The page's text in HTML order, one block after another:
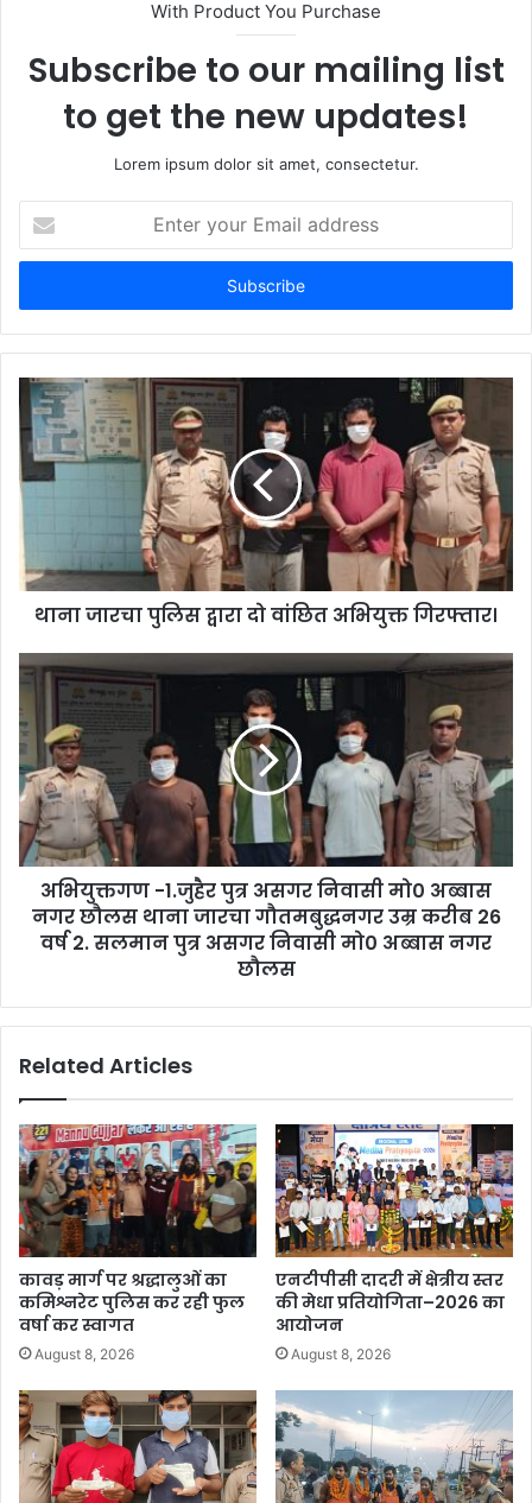
With Product You Purchase
Subscribe to our mailing list
to get the new updates!
Lorem ipsum dolor sit amet, consectetur.
your
Email
थाना जारचा पुलिस द्वारा दो वांछित अभियुक्त गिरफ्तार।
अभियुक्तगण -1.जुहैर पुत्र असगर निवासी मो0 अब्बास
नगर छौलस थाना जारचा गौतमबुद्धनगर उम्र करीब 26
वर्ष 2. सलमान पुत्र असगर निवासी मो0 अब्बास नगर
छौलस
Related Articles
कावड़ मार्ग पर श्रद्धालुओं का
कमिश्नरेट पुलिस कर रही फुल
वर्षा कर स्वागत
August 8, 2026
एनटीपीसी दादरी में क्षेत्रीय स्तर
की मेधा प्रतियोगिता–2026 का
आयोजन
August 8, 2026